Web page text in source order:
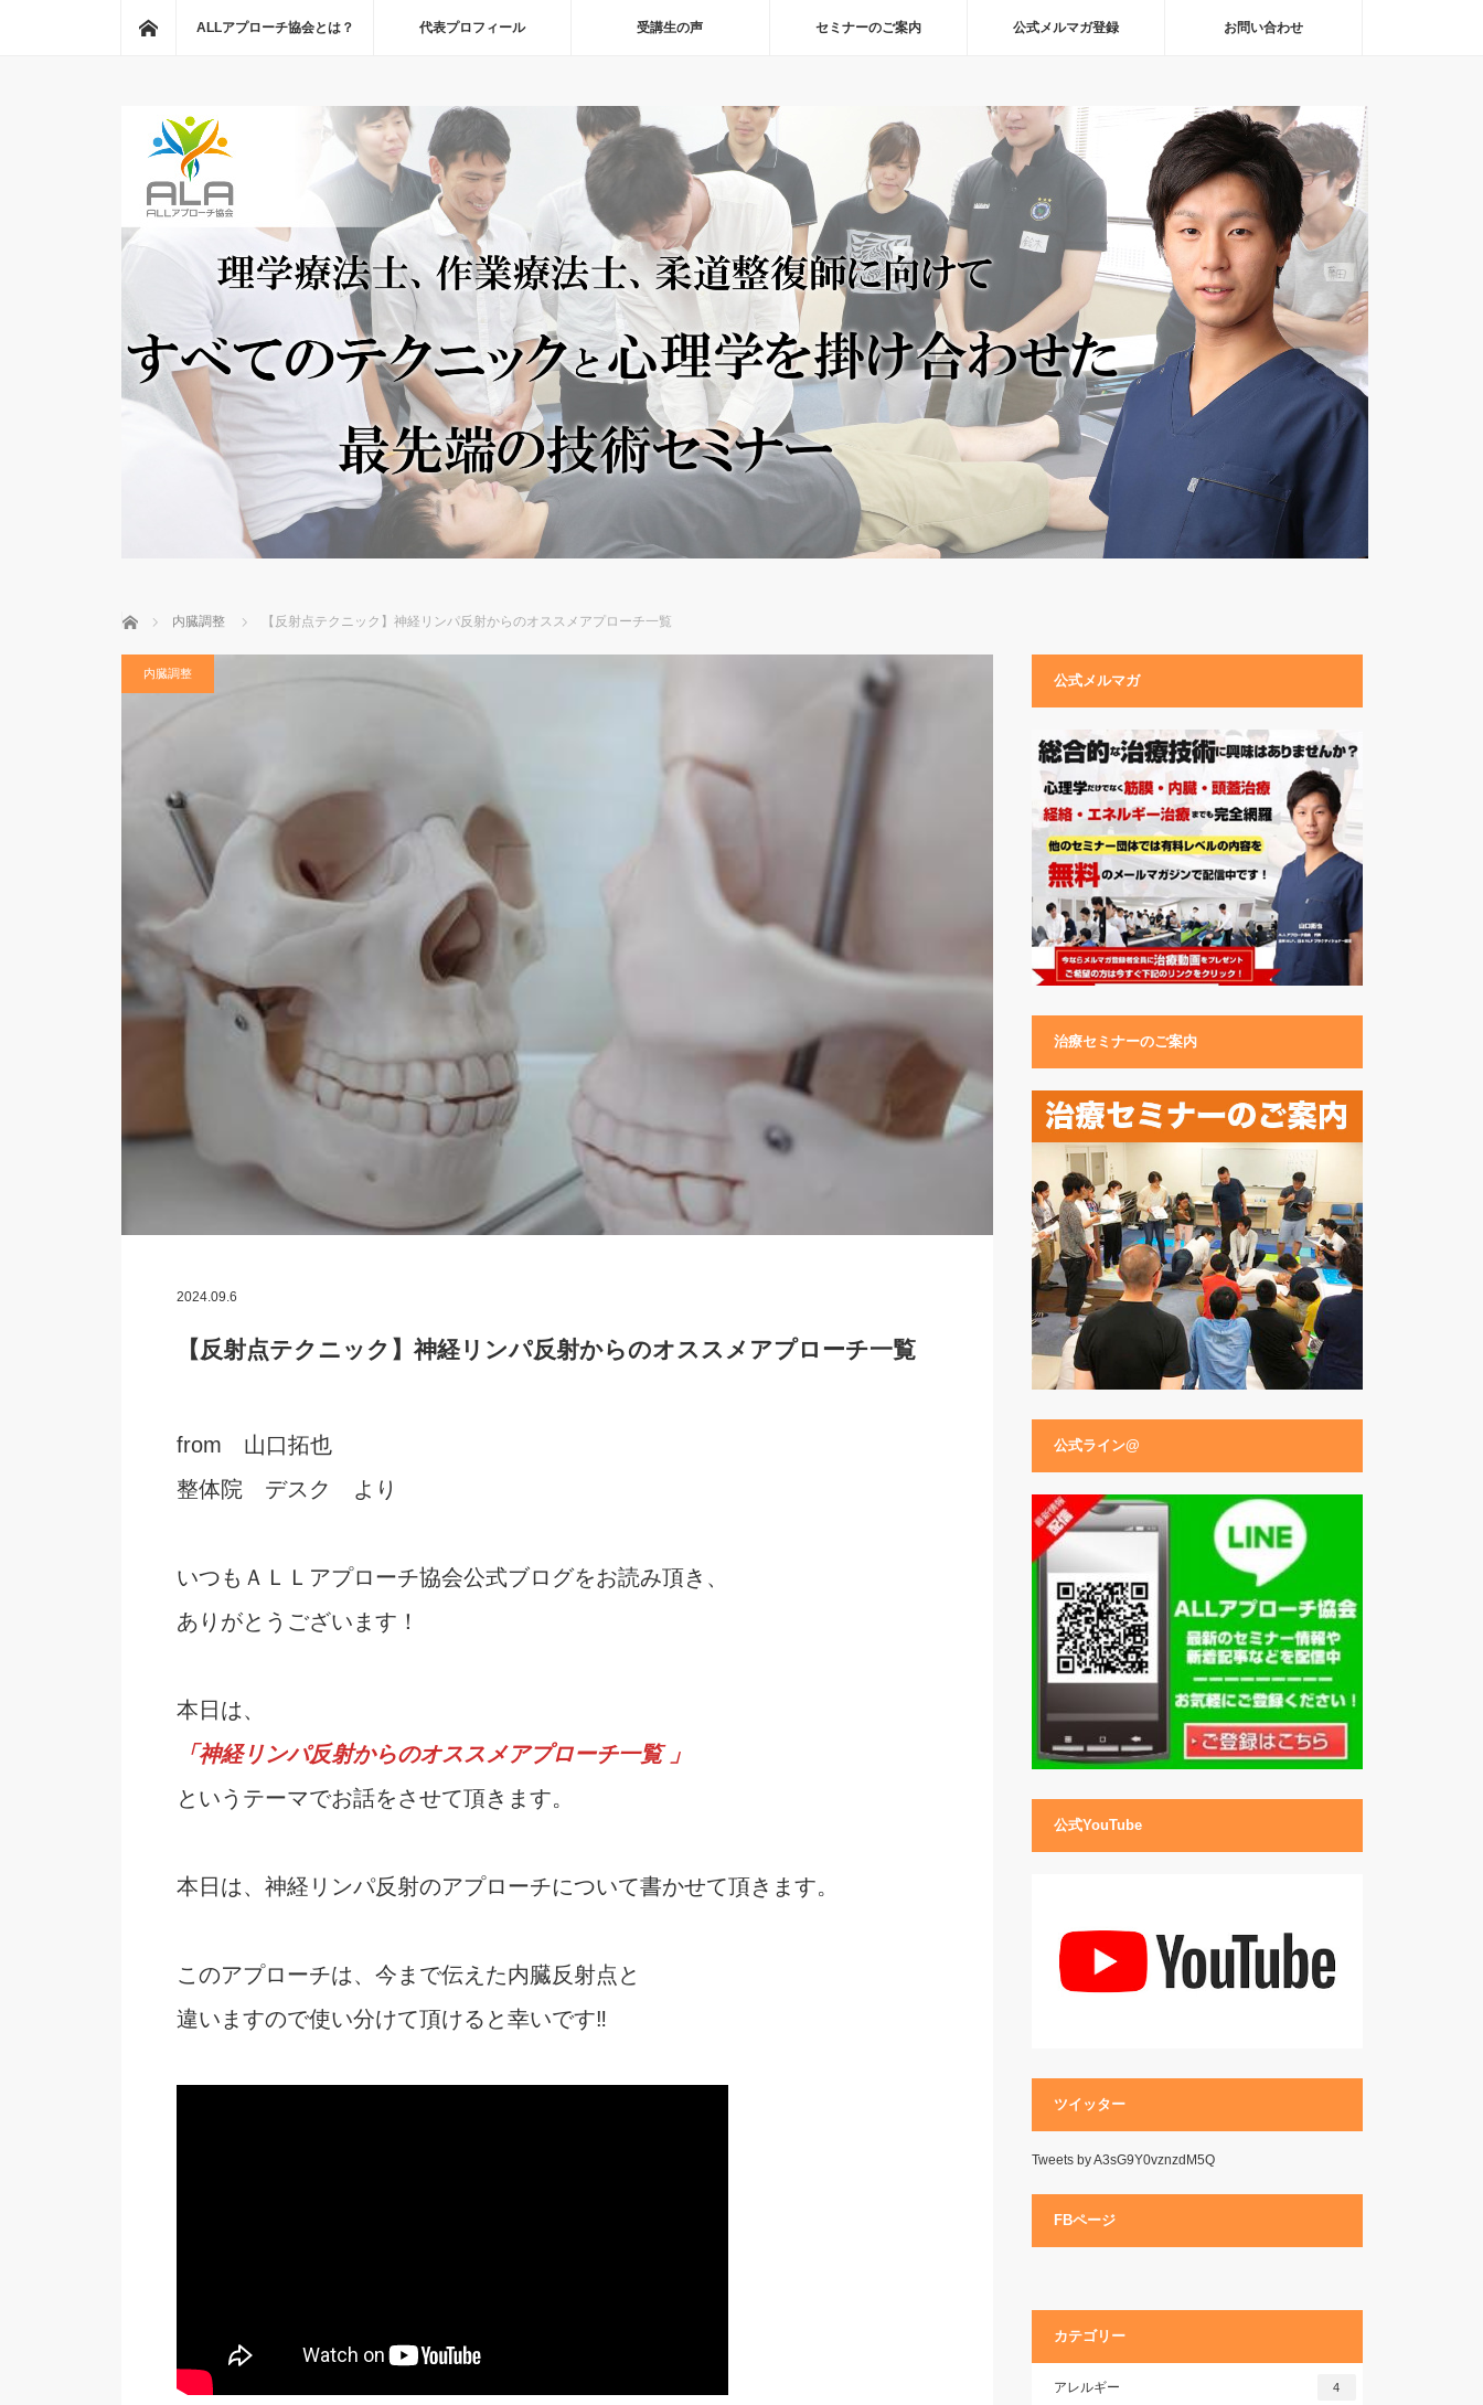
ホーム
ALLアプローチ協会とは？ 代表プロフィール 受講生の声 セミナーのご案内 公式メルマガ登録 お問い合わせ
ホーム 内臓調整 【反射点テクニック】神経リンパ反射からのオススメアプローチ一覧
内臓調整
2024.09.6
【反射点テクニック】神経リンパ反射からのオススメアプローチ一覧
from 山口拓也
整体院 デスク より
いつもＡＬＬアプローチ協会公式ブログをお読み頂き、
ありがとうございます！
本日は、
「神経リンパ反射からのオススメアプローチ一覧 」
というテーマでお話をさせて頂きます。
本日は、神経リンパ反射のアプローチについて書かせて頂きます。
このアプローチは、今まで伝えた内臓反射点と
違いますので使い分けて頂けると幸いです‼︎
公式メルマガ
治療セミナーのご案内
公式ライン@
公式YouTube
ツイッター
Tweets by A3sG9Y0vznzdM5Q
FBページ
カテゴリー
アレルギー 4